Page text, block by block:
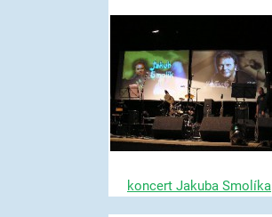
koncert Jakuba Smolíka